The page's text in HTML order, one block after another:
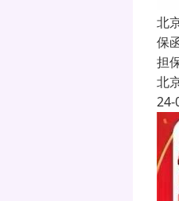
北
保
担
北
24-